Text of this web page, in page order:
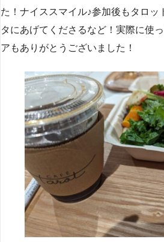
た！ナイススマイル♪参加後もタロッ
タにあげてくださるなど！実際に使
アもありがとうございました！